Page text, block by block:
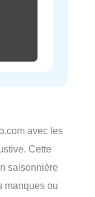
avec les
Cette
saisonnière
manques ou